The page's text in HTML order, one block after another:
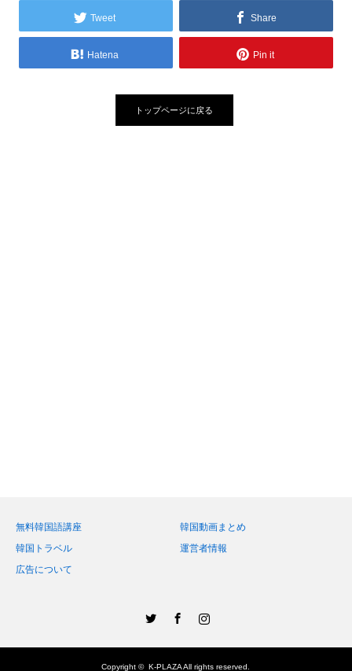
Tweet Share
Hatena Pin it
トップページに戻る
無料韓国語講座
韓国動画まとめ
韓国トラベル
運営者情報
広告について
Copyright ©K-PLAZAAll rights reserved.